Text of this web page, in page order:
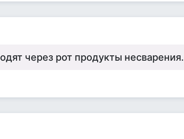
через рот продукты несварения.